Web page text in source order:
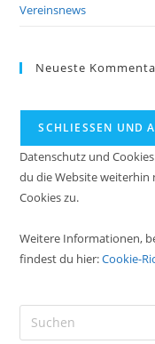
Vereinsnews
Neueste
Datenschutz und
du die Website
Cookies zu.
Weitere Informationen,
findest du hier:Cookie-